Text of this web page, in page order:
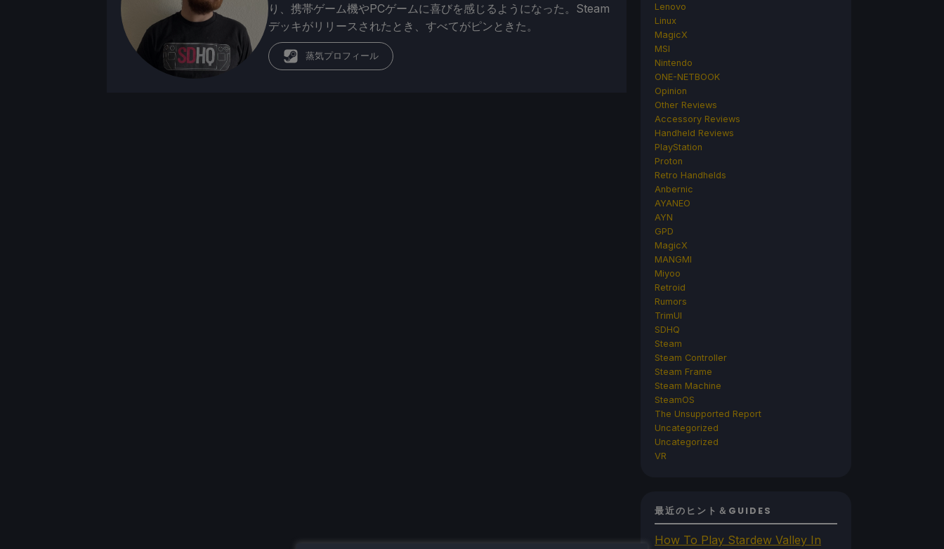
り、携帯ゲーム機やPCゲームに喜びを感じるようになった。Steam
デッキがリリースされたとき、すべてがピンときた。
蒸気プロフィール
Lenovo
Linux
MagicX
MSI
Nintendo
ONE-NETBOOK
Opinion
Other Reviews
Accessory Reviews
Handheld Reviews
PlayStation
Proton
Retro Handhelds
Anbernic
AYANEO
AYN
GPD
MagicX
MANGMI
Miyoo
Retroid
Rumors
TrimUI
SDHQ
Steam
Steam Controller
Steam Frame
Steam Machine
SteamOS
The Unsupported Report
Uncategorized
Uncategorized
VR
最近のヒント＆GUIDES
How To Play Stardew Valley In